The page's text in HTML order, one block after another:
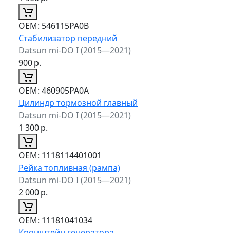
ОЕМ: 546115PA0B
Стабилизатор передний
Datsun mi-DO I (2015—2021)
900р.
ОЕМ: 460905PA0A
Цилиндр тормозной главный
Datsun mi-DO I (2015—2021)
1 300р.
ОЕМ: 1118114401001
Рейка топливная (рампа)
Datsun mi-DO I (2015—2021)
2 000р.
ОЕМ: 11181041034